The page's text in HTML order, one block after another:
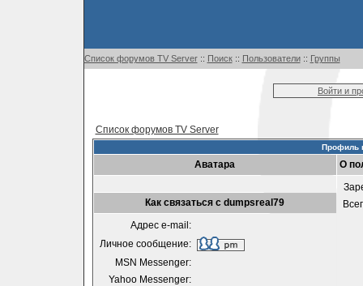
Список форумов TV Server:: Поиск:: Пользователи:: Группы
Войти и
Список форумов TV Server
Профиль
Аватара
О
Как связаться с dumpsreal79
Адрес e-mail:
Личное сообщение:
MSN Messenger:
Yahoo Messenger: